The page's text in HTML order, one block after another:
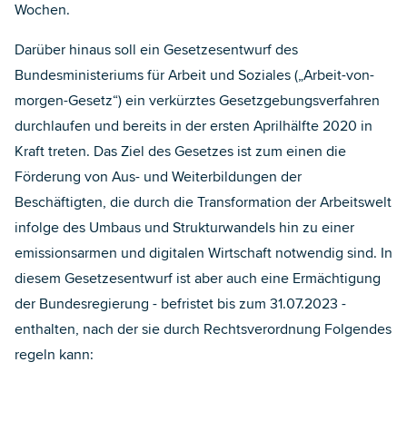
Wochen.
Darüber hinaus soll ein Gesetzesentwurf des
Bundesministeriums für Arbeit und Soziales („Arbeit-von-
morgen-Gesetz“) ein verkürztes Gesetzgebungsverfahren
durchlaufen und bereits in der ersten Aprilhälfte 2020 in
Kraft treten. Das Ziel des Gesetzes ist zum einen die
Förderung von Aus- und Weiterbildungen der
Beschäftigten, die durch die Transformation der Arbeitswelt
infolge des Umbaus und Strukturwandels hin zu einer
emissionsarmen und digitalen Wirtschaft notwendig sind. In
diesem Gesetzesentwurf ist aber auch eine Ermächtigung
der Bundesregierung - befristet bis zum 31.07.2023 -
enthalten, nach der sie durch Rechtsverordnung Folgendes
regeln kann: